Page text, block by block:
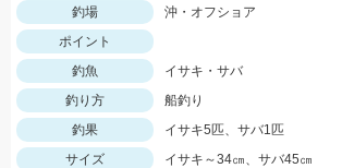
釣場
沖・オフショア
ポイント
釣魚
イサキ・サバ
釣り方
船釣り
釣果
イサキ5匹、サバ1匹
サイズ
イサキ～34㎝、サバ45㎝